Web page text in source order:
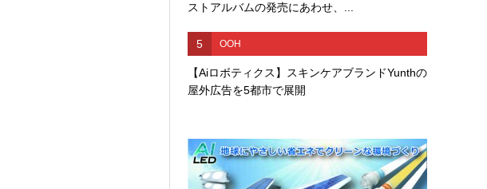
ストアルバムの発売にあわせ、...
5 OOH
【Aiロボティクス】スキンケアブランドYunthの
屋外広告を5都市で展開